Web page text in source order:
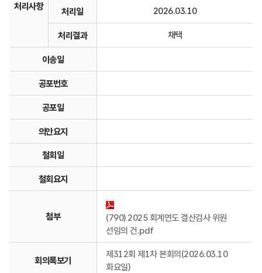
처리사항
처리일 2026.03.10
처리결과 채택
이송일
공포번호
공포일
의안요지
철회일
철회요지
첨부
(790) 2025 회계연도 결산검사 위원
선임의 건.pdf
회의록보기
제312회 제1차 본회의(2026.03.10
화요일)